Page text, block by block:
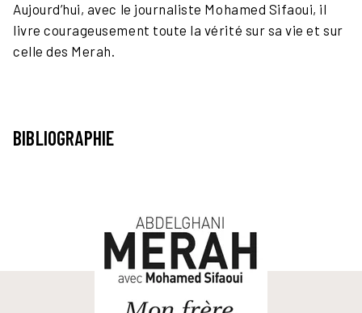
Aujourd’hui, avec le journaliste Mohamed Sifaoui, il
livre courageusement toute la vérité sur sa vie et sur
celle des Merah.
BIBLIOGRAPHIE